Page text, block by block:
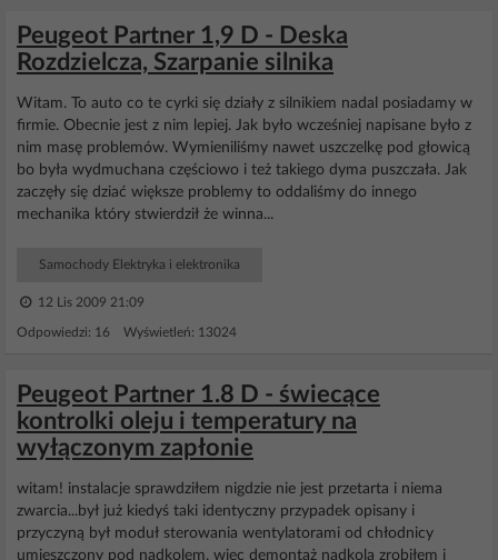
Peugeot Partner 1,9 D - Deska
Rozdzielcza, Szarpanie silnika
Witam. To auto co te cyrki się działy z silnikiem nadal posiadamy w
firmie. Obecnie jest z nim lepiej. Jak było wcześniej napisane było z
nim masę problemów. Wymieniliśmy nawet uszczelkę pod głowicą
bo była wydmuchana częściowo i też takiego dyma puszczała. Jak
zaczęły się dziać większe problemy to oddaliśmy do innego
mechanika który stwierdził że winna...
Samochody Elektryka i elektronika
12 Lis 2009 21:09
Odpowiedzi: 16 Wyświetleń: 13024
Peugeot Partner 1.8 D - świecące
kontrolki oleju i temperatury na
wyłączonym zapłonie
witam! instalacje sprawdziłem nigdzie nie jest przetarta i niema
zwarcia...był już kiedyś taki identyczny przypadek opisany i
przyczyną był moduł sterowania wentylatorami od chłodnicy
umieszczony pod nadkolem, wiec demontaż nadkola zrobiłem i